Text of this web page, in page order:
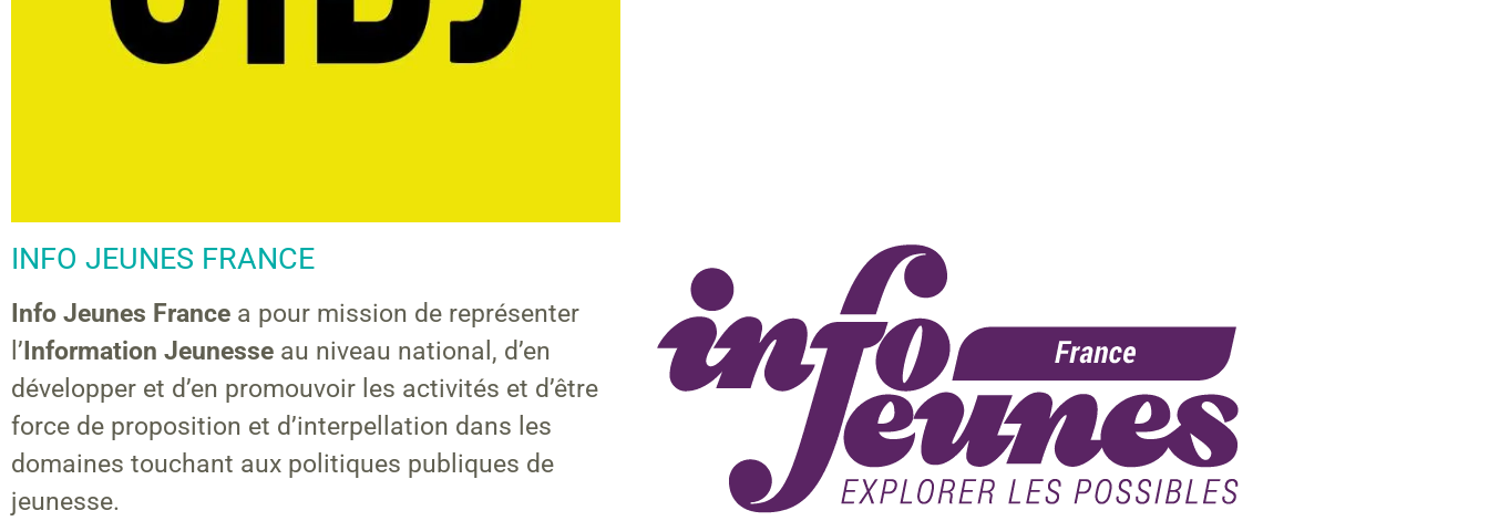
INFO JEUNES FRANCE
Info Jeunes France a pour mission de représenter
l’Information Jeunesse au niveau national, d’en
développer et d’en promouvoir les activités et d’être
force de proposition et d’interpellation dans les
domaines touchant aux politiques publiques de
jeunesse.